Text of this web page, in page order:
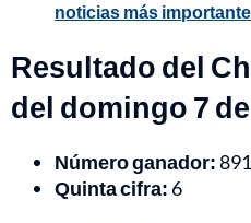
noticias más
Resultado del
del domingo 7
Número ganador:
Quinta cifra: 6